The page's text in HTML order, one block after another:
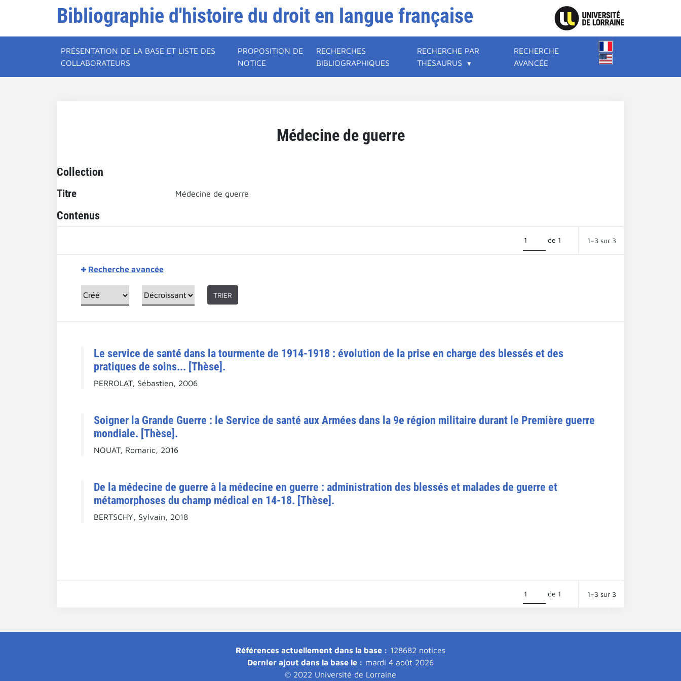
Bibliographie d'histoire du droit en langue française
PRÉSENTATION DE LA BASE ET LISTE DES
COLLABORATEURS
PROPOSITION DE
NOTICE
RECHERCHES
BIBLIOGRAPHIQUES
RECHERCHE PAR
THÉSAURUS
RECHERCHE
AVANCÉE
Médecine de guerre
Collection
Titre Médecine de guerre
Contenus
de 1 1–3 sur 3
Recherche avancée
TRIER
Le service de santé dans la tourmente de 1914-1918 : évolution de la prise en charge des blessés et des
pratiques de soins... [Thèse].
PERROLAT, Sébastien, 2006
Soigner la Grande Guerre : le Service de santé aux Armées dans la 9e région militaire durant le Première guerre
mondiale. [Thèse].
NOUAT, Romaric, 2016
De la médecine de guerre à la médecine en guerre : administration des blessés et malades de guerre et
métamorphoses du champ médical en 14-18. [Thèse].
BERTSCHY, Sylvain, 2018
de 1 1–3 sur 3
Références actuellement dans la base : 128682 notices
Dernier ajout dans la base le : mardi 4 août 2026
© 2022 Université de Lorraine